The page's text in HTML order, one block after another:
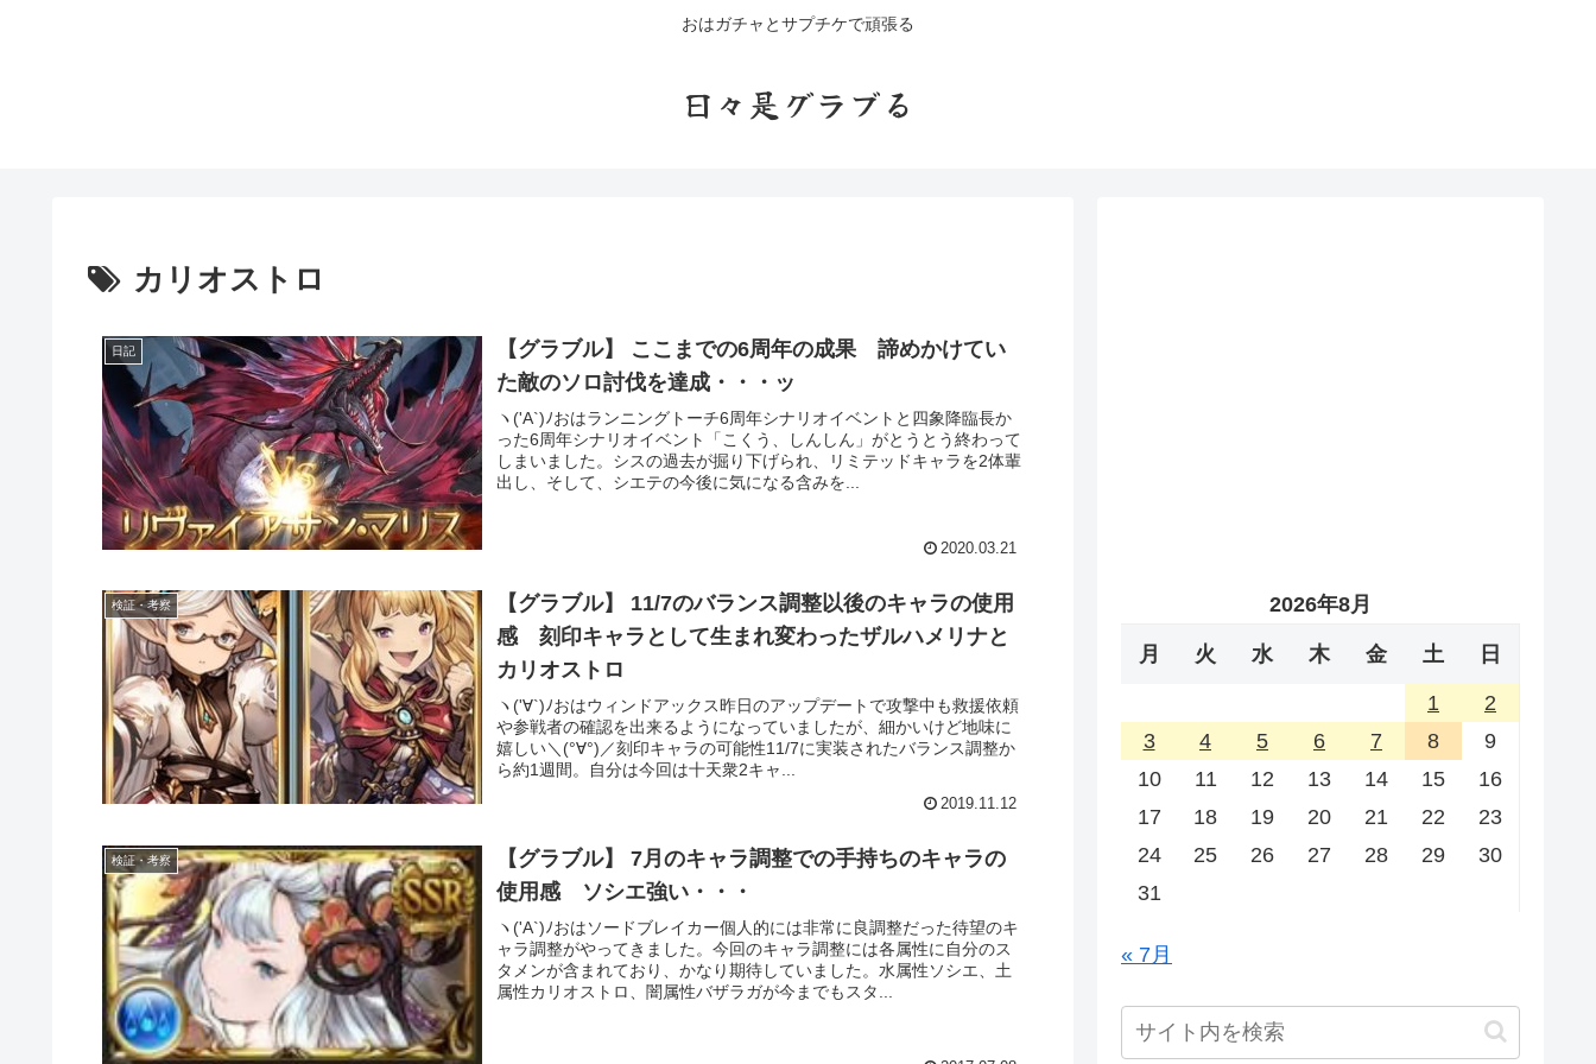
おはガチャとサプチケで頑張る
日々是グラブる
カリオストロ
日記
【グラブル】 ここまでの6周年の成果 諦めかけてい
た敵のソロ討伐を達成・・・ッ
ヽ('A`)ﾉおはランニングトーチ6周年シナリオイベントと四象降臨長か
った6周年シナリオイベント「こくう、しんしん」がとうとう終わって
しまいました。シスの過去が掘り下げられ、リミテッドキャラを2体輩
出し、そして、シエテの今後に気になる含みを...
2020.03.21
検証・考察
【グラブル】 11/7のバランス調整以後のキャラの使用
感 刻印キャラとして生まれ変わったザルハメリナと
カリオストロ
ヽ('∀`)ﾉおはウィンドアックス昨日のアップデートで攻撃中も救援依頼
や参戦者の確認を出来るようになっていましたが、細かいけど地味に
嬉しい＼(°∀°)／刻印キャラの可能性11/7に実装されたバランス調整か
ら約1週間。自分は今回は十天衆2キャ...
2019.11.12
検証・考察
【グラブル】 7月のキャラ調整での手持ちのキャラの
使用感 ソシエ強い・・・
ヽ('A`)ﾉおはソードブレイカー個人的には非常に良調整だった待望のキ
ャラ調整がやってきました。今回のキャラ調整には各属性に自分のス
タメンが含まれており、かなり期待していました。水属性ソシエ、土
属性カリオストロ、闇属性バザラガが今までもスタ...
2026年8月
月 火 水 木 金 土 日
1
2
3
4 5 6 7 8
9
10
11 12 13 14 15
16
17
18 19 20 21 22
23
24
25 26 27 28 29
30
31
« 7月